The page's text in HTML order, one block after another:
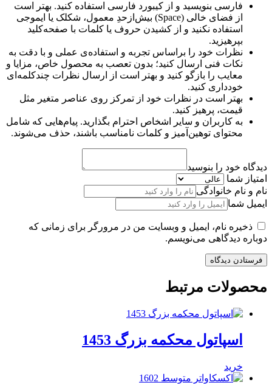
فارسی بنویسید و از کیبورد فارسی استفاده کنید. بهتر است
از فضای خالی (Space) بیش‌از‌حدِ معمول، شکلک یا ایموجی
استفاده نکنید و از کشیدن حروف یا کلمات با صفحه‌کلید
بپرهیزید.
نظرات خود را براساس تجربه و استفاده‌ی عملی و با دقت به
نکات فنی ارسال کنید؛ بدون تعصب به محصول خاص، مزایا و
معایب را بازگو کنید و بهتر است از ارسال نظرات چندکلمه‌‌ای
خودداری کنید.
بهتر است در نظرات خود از تمرکز روی عناصر متغیر مثل
قیمت، پرهیز کنید.
به کاربران و سایر اشخاص احترام بگذارید. پیام‌هایی که شامل
محتوای توهین‌آمیز و کلمات نامناسب باشند، حذف می‌شوند.
دیدگاه خود را بنوسید
امتیاز شما
نام و نام خانوادگی
ایمیل شما
ذخیره نام، ایمیل و وبسایت من در مرورگر برای زمانی که
دوباره دیدگاهی می‌نویسم.
محصولات مرتبط
اسپاتول محکمه بزرگ 1453
خرید